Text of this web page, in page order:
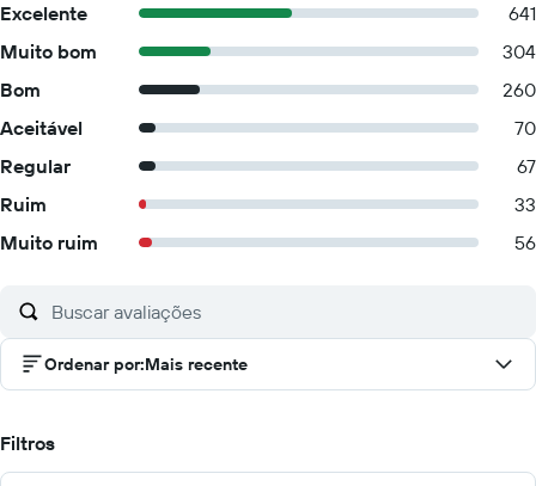
Excelente
641
Muito bom
304
Bom
260
Aceitável
70
Regular
67
Ruim
33
Muito ruim
56
Ordenar por:Mais recente
Filtros